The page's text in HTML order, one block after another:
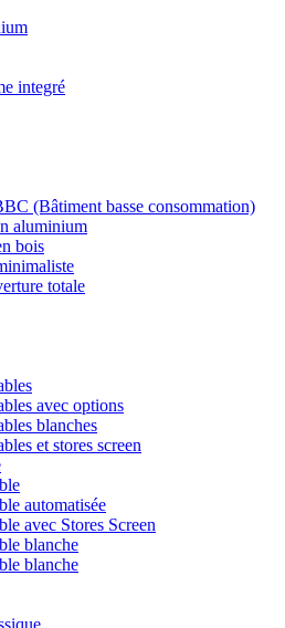
integré
(Bâtiment basse consommation)
aluminium
bois
totale
avec options
blanches
et stores screen
automatisée
avec Stores Screen
blanche
blanche